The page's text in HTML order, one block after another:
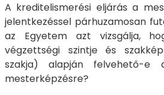
A kreditelismerési eljárás a
jelentkezéssel párhuzamosan
az Egyetem azt vizsgálja,
végzettségi szintje és
szakja) alapján felvehető-e
mesterképzésre?